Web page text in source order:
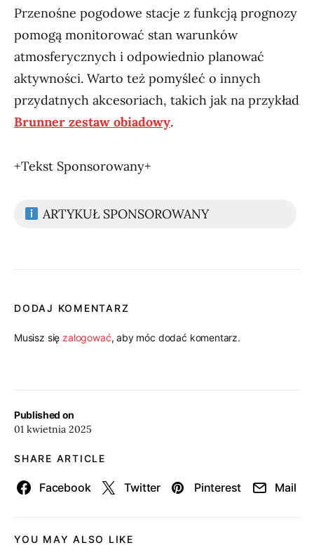
Published on
01 kwietnia 2025
SHARE ARTICLE
Facebook Twitter Pinterest Mail
Przenośne pogodowe stacje z funkcją prognozy
pomogą monitorować stan warunków
atmosferycznych i odpowiednio planować
aktywności. Warto też pomyśleć o innych
przydatnych akcesoriach, takich jak na przykład
Brunner zestaw obiadowy.
+Tekst Sponsorowany+
ARTYKUŁ SPONSOROWANY
DODAJ KOMENTARZ
Musisz się zalogować, aby móc dodać komentarz.
YOU MAY ALSO LIKE